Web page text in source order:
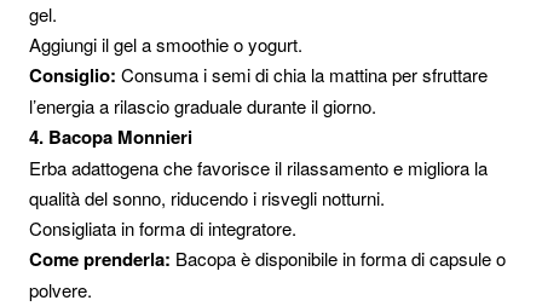
gel.
Aggiungi il gel a smoothie o yogurt.
Consiglio: Consuma i semi di chia la mattina per sfruttare
l’energia a rilascio graduale durante il giorno.
4. Bacopa Monnieri
Erba adattogena che favorisce il rilassamento e migliora la
qualità del sonno, riducendo i risvegli notturni.
Consigliata in forma di integratore.
Come prenderla: Bacopa è disponibile in forma di capsule o
polvere.